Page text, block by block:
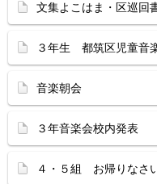
文集よこはま・区巡回
３年生 都筑区児童音
音楽朝会
３年音楽会校内発表
４・５組 お帰りなさ